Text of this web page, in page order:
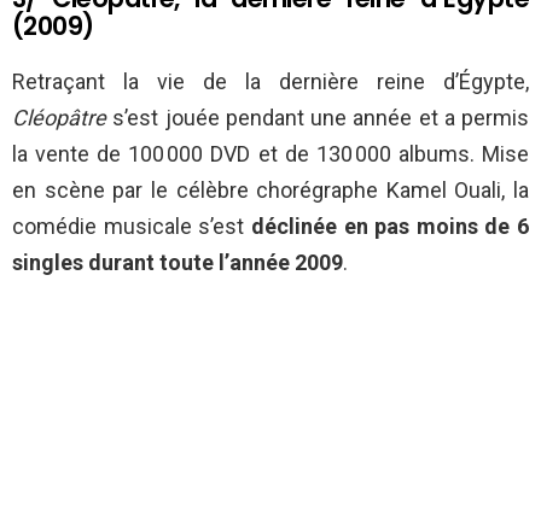
(2009)
Retraçant la vie de la dernière reine d’Égypte,
Cléopâtres’est jouée pendant une année et a permis
la vente de 100 000 DVD et de 130 000 albums. Mise
en scène par le célèbre chorégraphe Kamel Ouali, la
comédie musicale s’est déclinée en pas moins de 6
singles durant toute l’année 2009.